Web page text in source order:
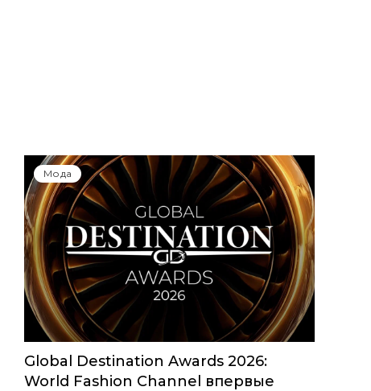
Мода
Global Destination Awards 2026:
World Fashion Channel впервые